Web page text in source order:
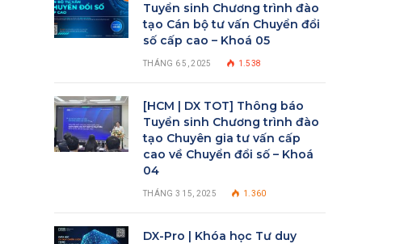
Tuyển sinh Chương trình đào
tạo Cán bộ tư vấn Chuyển đổi
số cấp cao – Khoá 05
THÁNG 6 5, 2025 1.538
[HCM | DX TOT] Thông báo
Tuyển sinh Chương trình đào
tạo Chuyên gia tư vấn cấp
cao về Chuyển đổi số – Khoá
04
THÁNG 3 15, 2025 1.360
DX-Pro | Khóa học Tư duy